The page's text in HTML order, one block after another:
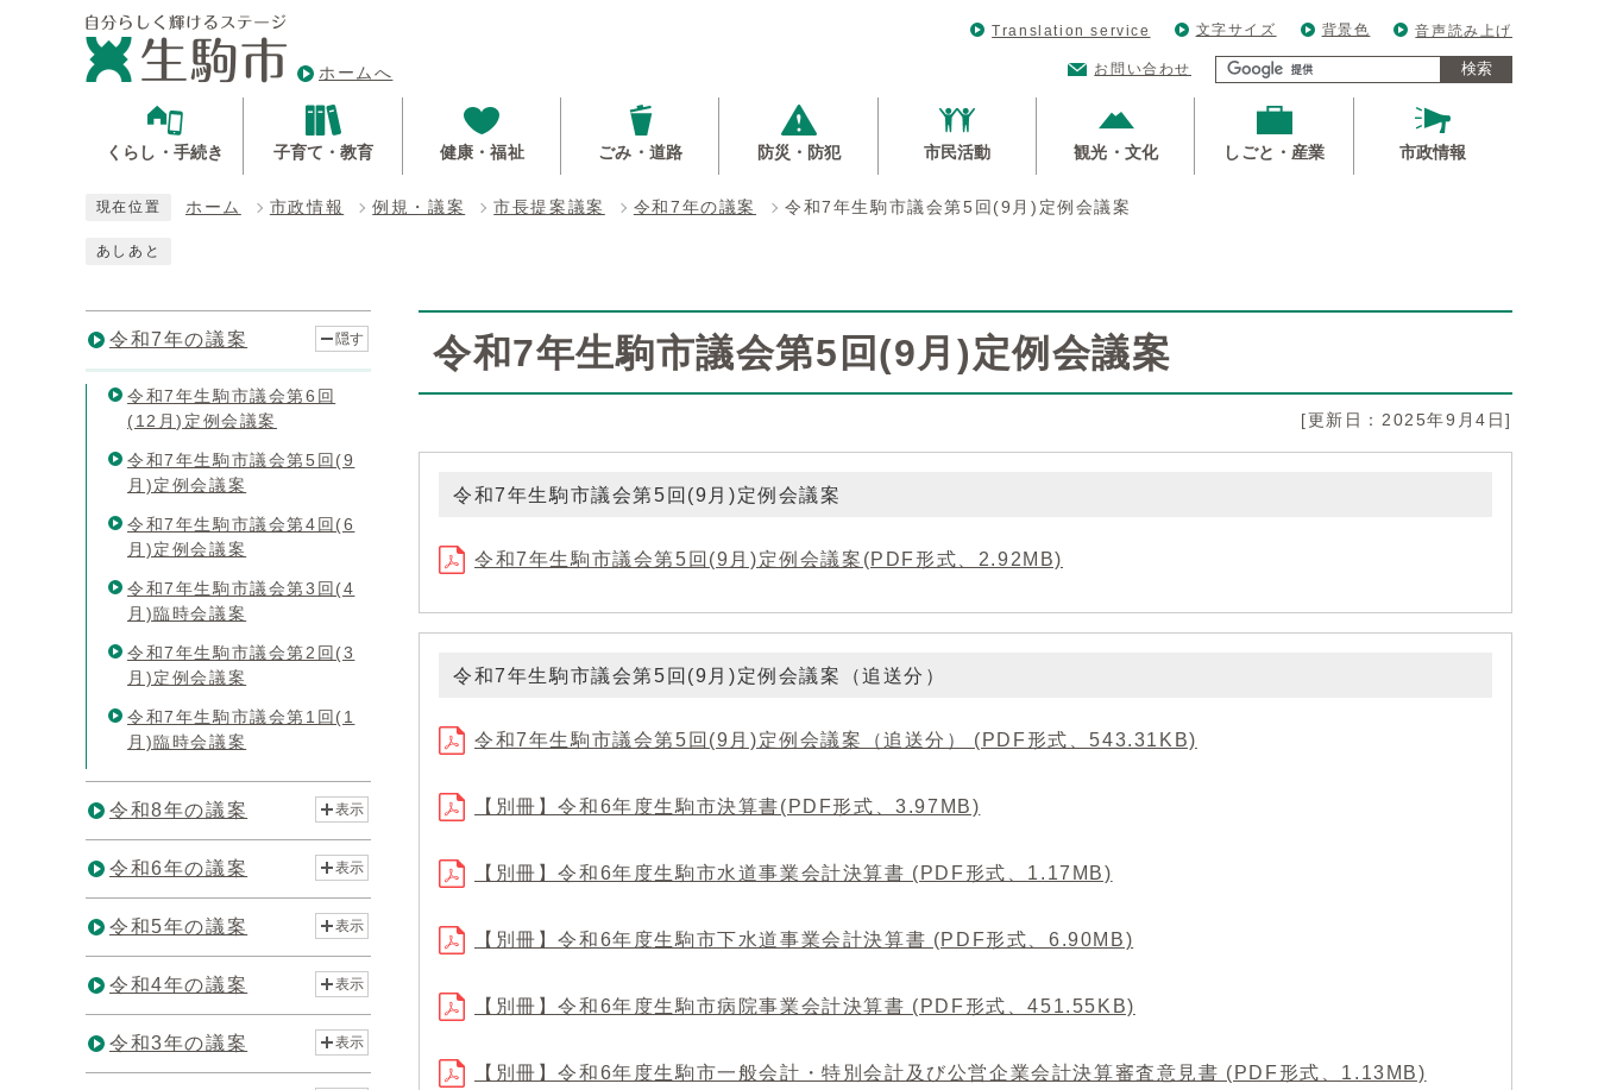
ホームへ
Translation service 文字サイズ 背景色 音声読み上げ
お問い合わせ 検索
くらし・手続き 子育て・教育 健康・福祉 ごみ・道路 防災・防犯 市民活動 観光・文化 しごと・産業 市政情報
現在位置 ホーム 市政情報 例規・議案 市長提案議案 令和7年の議案 令和7年生駒市議会第5回(9月)定例会議案
あしあと
令和7年生駒市議会第5回(9月)定例会議案
[更新日：2025年9月4日]
令和7年生駒市議会第5回(9月)定例会議案
令和7年生駒市議会第5回(9月)定例会議案(PDF形式、2.92MB)
令和7年生駒市議会第5回(9月)定例会議案（追送分）
令和7年生駒市議会第5回(9月)定例会議案（追送分） (PDF形式、543.31KB)
【別冊】令和6年度生駒市決算書(PDF形式、3.97MB)
【別冊】令和6年度生駒市水道事業会計決算書 (PDF形式、1.17MB)
【別冊】令和6年度生駒市下水道事業会計決算書 (PDF形式、6.90MB)
【別冊】令和6年度生駒市病院事業会計決算書 (PDF形式、451.55KB)
【別冊】令和6年度生駒市一般会計・特別会計及び公営企業会計決算審査意見書 (PDF形式、1.13MB)
令和7年の議案 隠す
令和7年生駒市議会第6回
(12月)定例会議案
令和7年生駒市議会第5回(9
月)定例会議案
令和7年生駒市議会第4回(6
月)定例会議案
令和7年生駒市議会第3回(4
月)臨時会議案
令和7年生駒市議会第2回(3
月)定例会議案
令和7年生駒市議会第1回(1
月)臨時会議案
令和8年の議案 表示
令和6年の議案 表示
令和5年の議案 表示
令和4年の議案 表示
令和3年の議案 表示